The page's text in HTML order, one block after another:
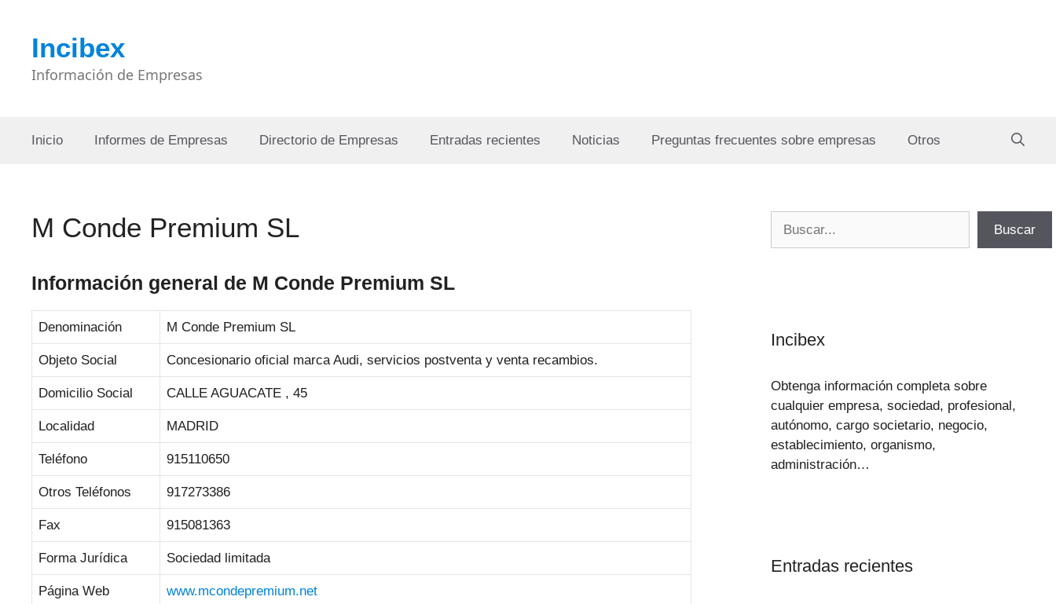
contenidoIncibex
Información de Empresas
Inicio Informes de Empresas Directorio de Empresas Entradas recientes Noticias Preguntas frecuentes sobre empresas Otros
M Conde Premium SL
Información general de M Conde Premium SL
Denominación M Conde Premium SL
Objeto Social Concesionario oficial marca Audi, servicios postventa y venta recambios.
Domicilio Social CALLE AGUACATE , 45
Localidad MADRID
Teléfono 915110650
Otros Teléfonos 917273386
Fax 915081363
Forma Jurídica Sociedad limitada
Página Web www.mcondepremium.net
Buscar
Incibex
Obtenga información completa sobre
cualquier empresa, sociedad, profesional,
autónomo, cargo societario, negocio,
establecimiento, organismo,
administración…
Entradas recientes